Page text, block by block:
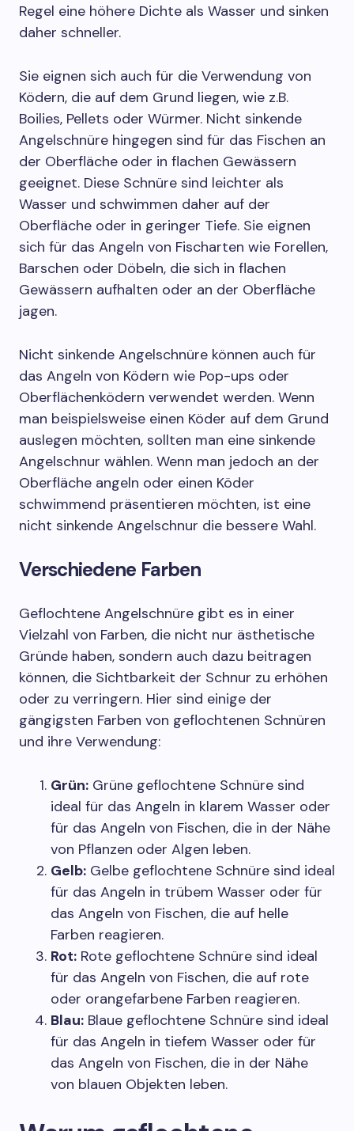
Regel eine höhere Dichte als Wasser und sinken
daher schneller.
Sie eignen sich auch für die Verwendung von
Ködern, die auf dem Grund liegen, wie z.B.
Boilies, Pellets oder Würmer. Nicht sinkende
Angelschnüre hingegen sind für das Fischen an
der Oberfläche oder in flachen Gewässern
geeignet. Diese Schnüre sind leichter als
Wasser und schwimmen daher auf der
Oberfläche oder in geringer Tiefe. Sie eignen
sich für das Angeln von Fischarten wie Forellen,
Barschen oder Döbeln, die sich in flachen
Gewässern aufhalten oder an der Oberfläche
jagen.
Nicht sinkende Angelschnüre können auch für
das Angeln von Ködern wie Pop-ups oder
Oberflächenködern verwendet werden. Wenn
man beispielsweise einen Köder auf dem Grund
auslegen möchten, sollten man eine sinkende
Angelschnur wählen. Wenn man jedoch an der
Oberfläche angeln oder einen Köder
schwimmend präsentieren möchten, ist eine
nicht sinkende Angelschnur die bessere Wahl.
Verschiedene Farben
Geflochtene Angelschnüre gibt es in einer
Vielzahl von Farben, die nicht nur ästhetische
Gründe haben, sondern auch dazu beitragen
können, die Sichtbarkeit der Schnur zu erhöhen
oder zu verringern. Hier sind einige der
gängigsten Farben von geflochtenen Schnüren
und ihre Verwendung:
Grün: Grüne geflochtene Schnüre sind
ideal für das Angeln in klarem Wasser oder
für das Angeln von Fischen, die in der Nähe
von Pflanzen oder Algen leben.
Gelb: Gelbe geflochtene Schnüre sind ideal
für das Angeln in trübem Wasser oder für
das Angeln von Fischen, die auf helle
Farben reagieren.
Rot: Rote geflochtene Schnüre sind ideal
für das Angeln von Fischen, die auf rote
oder orangefarbene Farben reagieren.
Blau: Blaue geflochtene Schnüre sind ideal
für das Angeln in tiefem Wasser oder für
das Angeln von Fischen, die in der Nähe
von blauen Objekten leben.